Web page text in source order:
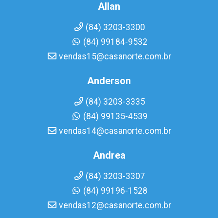
Allan
(84) 3203-3300
(84) 99184-9532
vendas15@casanorte.com.br
Anderson
(84) 3203-3335
(84) 99135-4539
vendas14@casanorte.com.br
Andrea
(84) 3203-3307
(84) 99196-1528
vendas12@casanorte.com.br